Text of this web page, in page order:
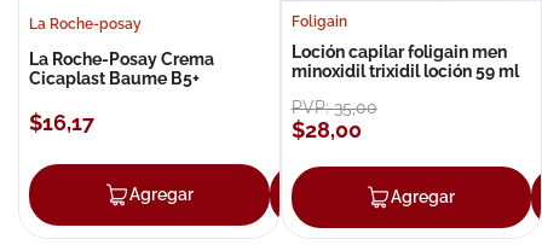
La Roche-posay
La Roche-Posay Crema
Cicaplast Baume B5+
$16,17
Agregar Agregar
Foligain
Loción capilar foligain men
minoxidil trixidil loción 59 ml
PVP:35,00
$28,00
Agregar